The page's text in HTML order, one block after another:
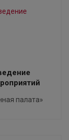
палата»